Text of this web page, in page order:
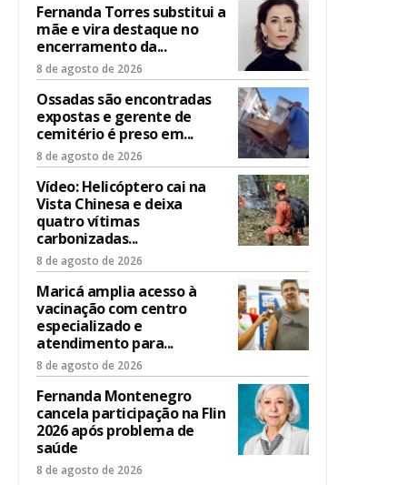
Fernanda Torres substitui a
mãe e vira destaque no
encerramento da...
8 de agosto de 2026
Ossadas são encontradas
expostas e gerente de
cemitério é preso em...
8 de agosto de 2026
Vídeo: Helicóptero cai na
Vista Chinesa e deixa
quatro vítimas
carbonizadas...
8 de agosto de 2026
Maricá amplia acesso à
vacinação com centro
especializado e
atendimento para...
8 de agosto de 2026
Fernanda Montenegro
cancela participação na Flin
2026 após problema de
saúde
8 de agosto de 2026